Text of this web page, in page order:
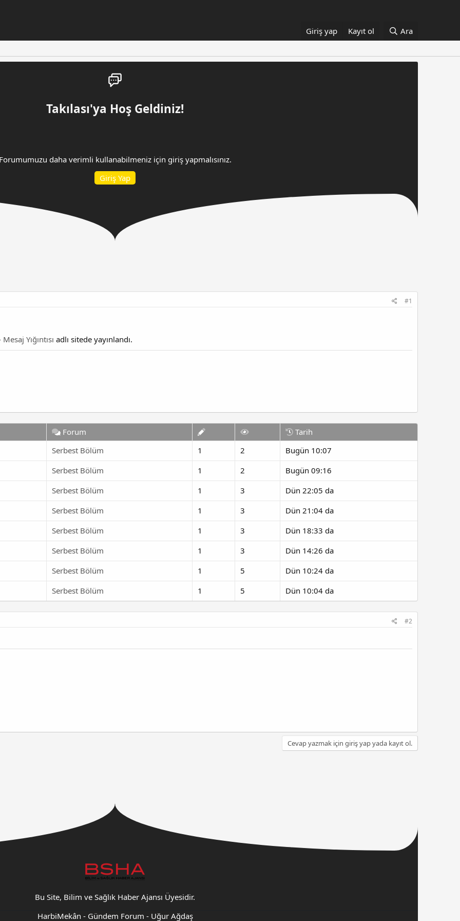
Giriş yap Kayıt ol Ara
Takılası'ya Hoş Geldiniz!
Forumumuzu daha verimli kullanabilmeniz için giriş yapmalısınız.
Giriş Yap
#1
Mesaj Yığıntısı adlı sitede yayınlandı.
Forum
Tarih
Serbest Bölüm 1 2
Bugün 10:07
Serbest Bölüm 1 2
Bugün 09:16
Serbest Bölüm 1 3
Dün 22:05 da
Serbest Bölüm 1 3
Dün 21:04 da
Serbest Bölüm 1 3
Dün 18:33 da
Serbest Bölüm 1 3
Dün 14:26 da
Serbest Bölüm 1 5
Dün 10:24 da
Serbest Bölüm 1 5 Dün 10:04 da
#2
Cevap yazmak için giriş yap yada kayıt ol.
Bu Site, Bilim ve Sağlık Haber Ajansı Üyesidir.
HarbiMekân - Gündem Forum - Uğur Ağdaş